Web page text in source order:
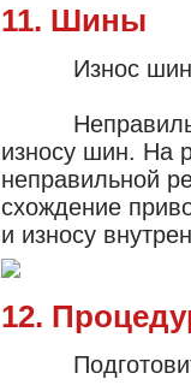
11. Шины
Износ шин
износу шин. На
неправильной
схождение
и износу
12.